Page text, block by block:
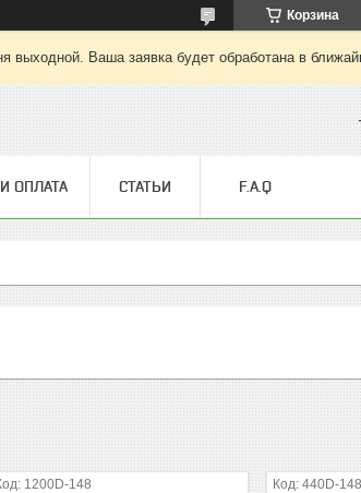
Корзина
выходной. Ваша заявка будет обработана в
ОПЛАТА СТАТЬИ F.A.Q
1200D-148 440D-148